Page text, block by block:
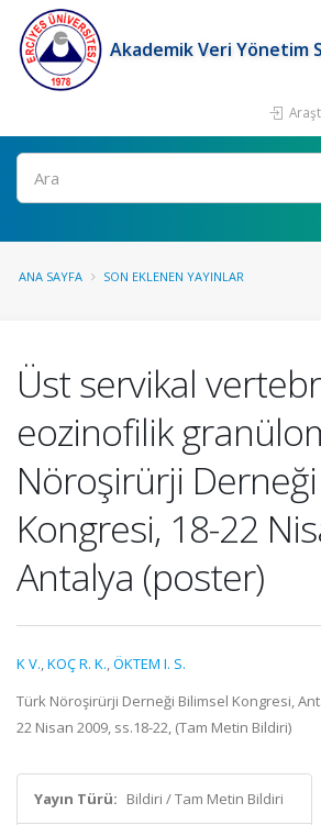
Akademik Veri Yönetim
Ara
ANA SAYFA SON EKLENEN YAYINLAR
Üst servikal
eozinofilik
Nöroşirürji
Kongresi, 18-22
Antalya (poster)
K V.,KOÇ R. K.,ÖKTEM I. S.
Türk Nöroşirürji Derneği Bilimsel Kongresi,
22 Nisan 2009, ss.18-22, (Tam Metin Bildiri)
Yayın Türü: Bildiri / Tam Metin Bildiri